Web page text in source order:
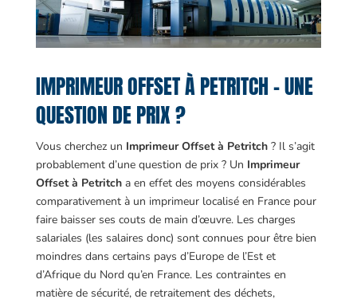
IMPRIMEUR OFFSET À PETRITCH – UNE
QUESTION DE PRIX ?
Vous cherchez un Imprimeur Offset à Petritch ? Il s’agit
probablement d’une question de prix ? Un Imprimeur
Offset à Petritcha en effet des moyens considérables
comparativement à un imprimeur localisé en France pour
faire baisser ses couts de main d’œuvre. Les charges
salariales (les salaires donc) sont connues pour être bien
moindres dans certains pays d’Europe de l’Est et
d’Afrique du Nord qu’en France. Les contraintes en
matière de sécurité, de retraitement des déchets,